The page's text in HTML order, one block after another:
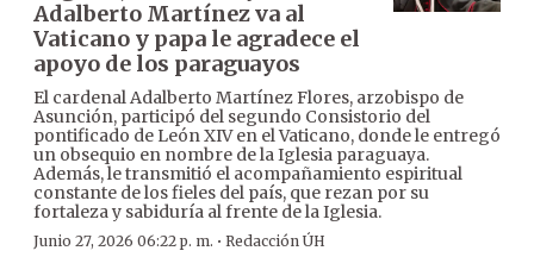
Adalberto Martínez va al
Vaticano y papa le agradece el
apoyo de los paraguayos
El cardenal Adalberto Martínez Flores, arzobispo de
Asunción, participó del segundo Consistorio del
pontificado de León XIV en el Vaticano, donde le entregó
un obsequio en nombre de la Iglesia paraguaya.
Además, le transmitió el acompañamiento espiritual
constante de los fieles del país, que rezan por su
fortaleza y sabiduría al frente de la Iglesia.
Junio 27, 2026 06:22 p. m. · Redacción ÚH